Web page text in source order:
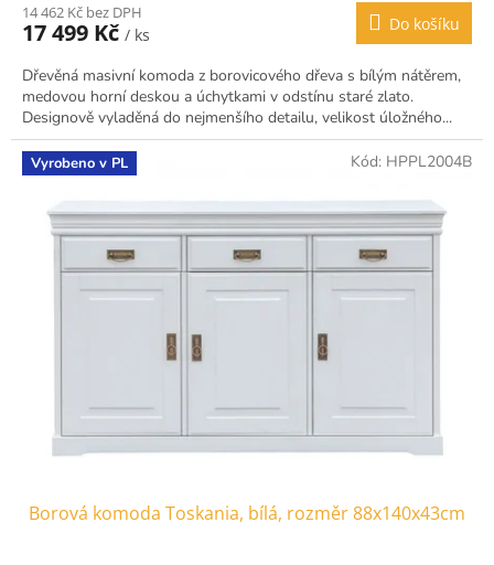
14 462 Kč bez DPH
17 499 Kč / ks
Do košíku
Dřevěná masivní komoda z borovicového dřeva s bílým nátěrem,
medovou horní deskou a úchytkami v odstínu staré zlato.
Designově vyladěná do nejmenšího detailu, velikost úložného...
Vyrobeno v PL
Borová komoda Toskania, bílá, rozměr 88x140x43cm
Kód: HPPL2004B